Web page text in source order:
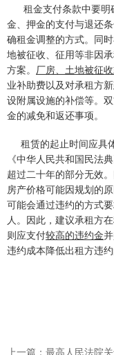
租金支付条款中要明
金、押金的支付与退还
确租金调整的方式。同
地被征收、征用等非因
方案。 厂房、土地被征
业补助费以及对承租方
设附属设施的补偿等。
金的减免和返还事项。
租赁的起止时间应具
《中华人民共和国民法
超过二十年的部分无效
房产价格可能因规划的
可能会通过违约的方式
人。因此，建议承租方
则应支付较高的违约金
违约成本降低出租方违